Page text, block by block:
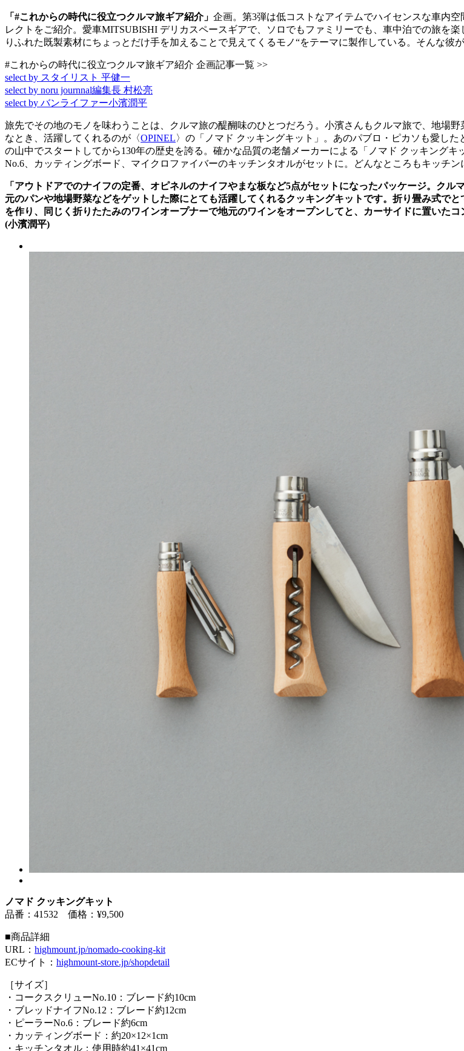
「#これからの時代に役立つクルマ旅ギア紹介」 企画。第3弾は低コストなアイテムでハイセンスな車内空
レクトをご紹介。愛車MITSUBISHI デリカスペースギアで、ソロでもファミリーでも、車中泊での旅を
りふれた既製素材にちょっとだけ手を加えることで見えてくるモノ“をテーマに製作している。そんな彼
#これからの時代に役立つクルマ旅ギア紹介 企画記事一覧 >>
select by スタイリスト 平健一
select by noru journnal編集長 村松亮
select by バンライファー小濱潤平
旅先でその地のモノを味わうことは、クルマ旅の醍醐味のひとつだろう。小濱さんもクルマ旅で、地場
なとき、活躍してくれるのが〈OPINEL〉の「ノマド クッキングキット」。あのパブロ・ピカソも愛し
の山中でスタートしてから130年の歴史を誇る。確かな品質の老舗メーカーによる「ノマド クッキング
No.6、カッティングボード、マイクロファイバーのキッチンタオルがセットに。どんなところもキッチン
「アウトドアでのナイフの定番、オピネルのナイフやまな板など5点がセットになったパッケージ。ク
元のパンや地場野菜などをゲットした際にとても活躍してくれるクッキングキットです。折り畳み式で
を作り、同じく折りたたみのワインオープナーで地元のワインをオープンしてと、カーサイドに置いた
(小濱潤平)
ノマド クッキングキット
品番：41532 価格：¥9,500
■商品詳細
URL： highmount.jp/nomado-cooking-kit
ECサイト： highmount-store.jp/shopdetail
［サイズ］
・コークスクリューNo.10：ブレード約10cm
・ブレッドナイフNo.12：ブレード約12cm
・ピーラーNo.6：ブレード約6cm
・カッティングボード：約20×12×1cm
・キッチンタオル：使用時約41×41cm